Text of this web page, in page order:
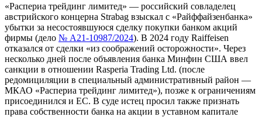
«Распериа трейдинг лимитед» — российский совладелец
австрийского концерна Strabag взыскал с «Райффайзенбанка»
убытки за несостоявшуюся сделку покупки банком акций
фирмы (дело № А21-10987/2024). В 2024 году Raiffeisen
отказался от сделки «из соображений осторожности». Через
несколько дней после объявления банка Минфин США ввел
санкции в отношении Rasperia Trading Ltd. (после
редомициляции в специальный административный район —
МКАО «Распериа трейдинг лимитед»), позже к ограничениям
присоединился и ЕС. В суде истец просил также признать
права собственности банка на акции в уставном капитале